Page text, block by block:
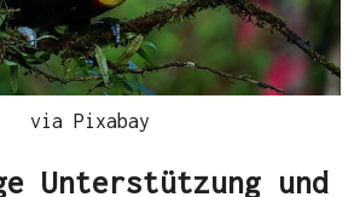
via Pixabay
Unterstützung und